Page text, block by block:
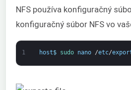
NFS používa konfiguračný
konfiguračný súbor NFS vo
1 host$ sudo nano /etc/